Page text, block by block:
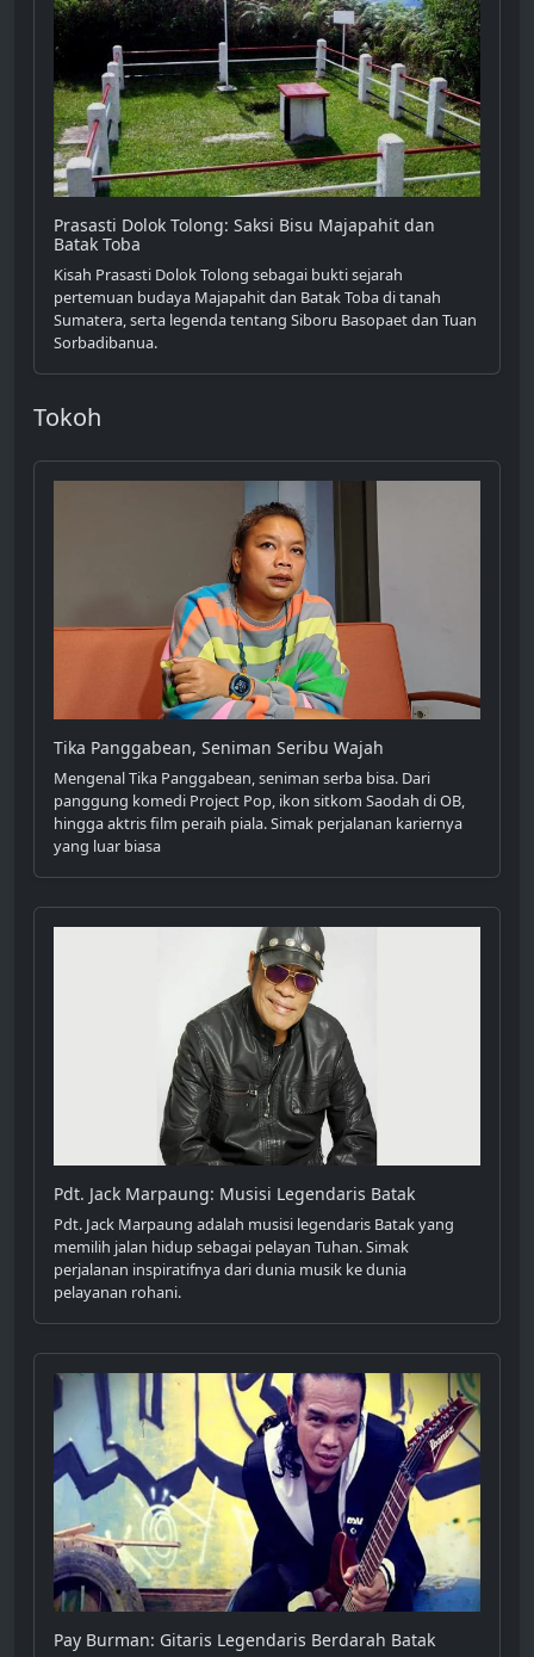
Prasasti Dolok Tolong: Saksi Bisu Majapahit dan
Batak Toba
Kisah Prasasti Dolok Tolong sebagai bukti sejarah
pertemuan budaya Majapahit dan Batak Toba di tanah
Sumatera, serta legenda tentang Siboru Basopaet dan Tuan
Sorbadibanua.
Tokoh
Tika Panggabean, Seniman Seribu Wajah
Mengenal Tika Panggabean, seniman serba bisa. Dari
panggung komedi Project Pop, ikon sitkom Saodah di OB,
hingga aktris film peraih piala. Simak perjalanan kariernya
yang luar biasa
Pdt. Jack Marpaung: Musisi Legendaris Batak
Pdt. Jack Marpaung adalah musisi legendaris Batak yang
memilih jalan hidup sebagai pelayan Tuhan. Simak
perjalanan inspiratifnya dari dunia musik ke dunia
pelayanan rohani.
Pay Burman: Gitaris Legendaris Berdarah Batak